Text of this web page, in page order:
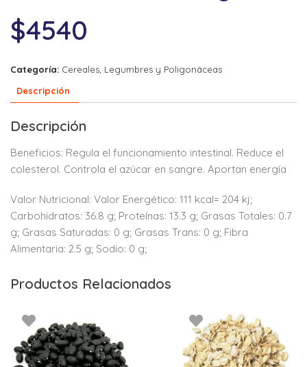
$4540
Categoría: Cereales, Legumbres y Poligonáceas
Descripción
Descripción
Beneficios: Regula el funcionamiento intestinal. Reduce el
colesterol. Controla el azúcar en sangre. Aportan energía
Valor Nutricional: Valor Energético: 111 kcal= 204 kj;
Carbohidratos: 36.8 g; Proteínas: 13.3 g; Grasas Totales: 0.7
g; Grasas Saturadas: 0 g; Grasas Trans: 0 g; Fibra
Alimentaria: 2.5 g; Sodio: 0 g;
Productos Relacionados